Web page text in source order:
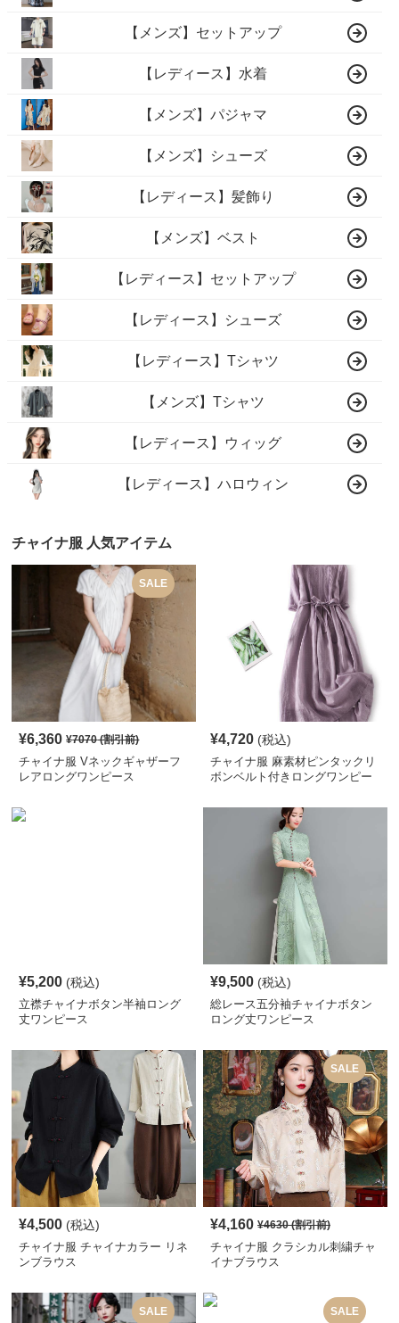
【メンズ】セットアップ
【レディース】水着
【メンズ】パジャマ
【メンズ】シューズ
【レディース】髪飾り
【メンズ】ベスト
【レディース】セットアップ
【レディース】シューズ
【レディース】Tシャツ
【メンズ】Tシャツ
【レディース】ウィッグ
【レディース】ハロウィン
チャイナ服 人気アイテム
SALE
¥6,360 ¥7070(割引前)
チャイナ服 Vネックギャザーフ
レアロングワンピース
¥4,720 (税込)
チャイナ服 麻素材ピンタックリ
ボンベルト付きロングワンピー
¥5,200 (税込)
立襟チャイナボタン半袖ロング
丈ワンピース
¥9,500 (税込)
総レース五分袖チャイナボタン
ロング丈ワンピース
¥4,500 (税込)
チャイナ服 チャイナカラー リネ
ンブラウス
SALE
¥4,160 ¥4630(割引前)
チャイナ服 クラシカル刺繍チャ
イナブラウス
SALE SALE